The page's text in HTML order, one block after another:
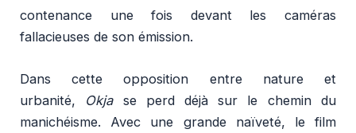
contenance une fois devant les caméras
fallacieuses de son émission.
Dans cette opposition entre nature et
urbanité, Okjase perd déjà sur le chemin du
manichéisme. Avec une grande naïveté, le film